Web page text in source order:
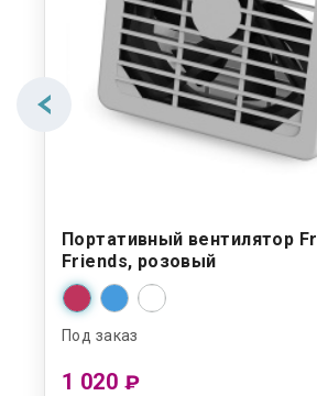
Портативный вентилятор
Friends, розовый
Под заказ
1 020 ₽